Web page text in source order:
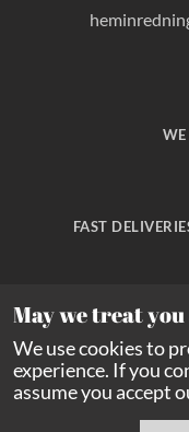
FAST
SAFE
May we treat you
We use cookies to
experience. If you
assume you accept